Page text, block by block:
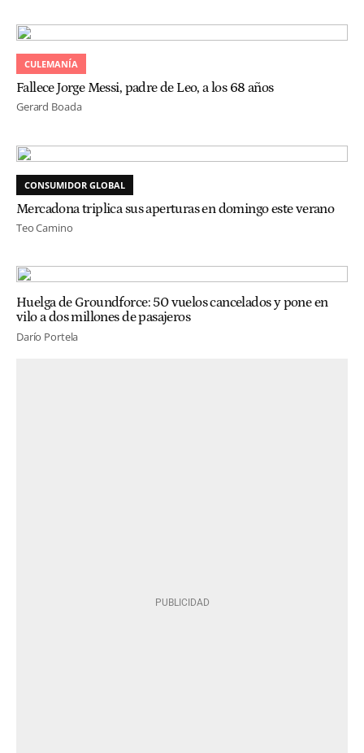
CULEMANÍA
Fallece Jorge Messi, padre de Leo, a los 68 años
Gerard Boada
CONSUMIDOR GLOBAL
Mercadona triplica sus aperturas en domingo este verano
Teo Camino
Huelga de Groundforce: 50 vuelos cancelados y pone en
vilo a dos millones de pasajeros
Darío Portela